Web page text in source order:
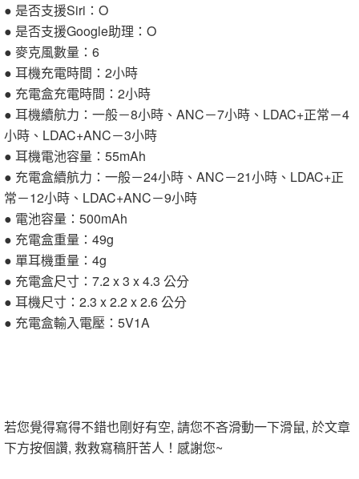
● 是否支援Siri：O
● 是否支援Google助理：O
● 麥克風數量：6
● 耳機充電時間：2小時
● 充電盒充電時間：2小時
● 耳機續航力：一般－8小時、ANC－7小時、LDAC+正常－4
小時、LDAC+ANC－3小時
● 耳機電池容量：55mAh
● 充電盒續航力：一般－24小時、ANC－21小時、LDAC+正
常－12小時、LDAC+ANC－9小時
● 電池容量：500mAh
● 充電盒重量：49g
● 單耳機重量：4g
● 充電盒尺寸：7.2 x 3 x 4.3 公分
● 耳機尺寸：2.3 x 2.2 x 2.6 公分
● 充電盒輸入電壓：5V1A
若您覺得寫得不錯也剛好有空, 請您不吝滑動一下滑鼠, 於文章
下方按個讚, 救救寫稿肝苦人！感謝您~